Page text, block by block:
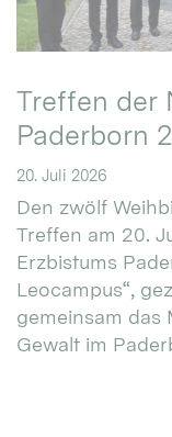
Treffen der
Paderborn
20. Juli 2026
Den zwölf
Treffen am 20.
Erzbistums
Leocampus“,
gemeinsam das
Gewalt im